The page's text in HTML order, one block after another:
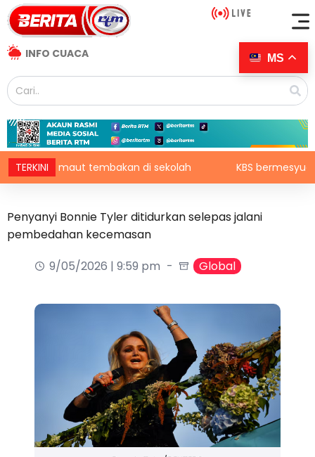
INFO CUACA
TERKINI
maut tembakan di sekolah KBS bermesyuarat
Penyanyi Bonnie Tyler ditidurkan selepas jalani
pembedahan kecemasan
9/05/2026 | 9:59 pm
Global
MS